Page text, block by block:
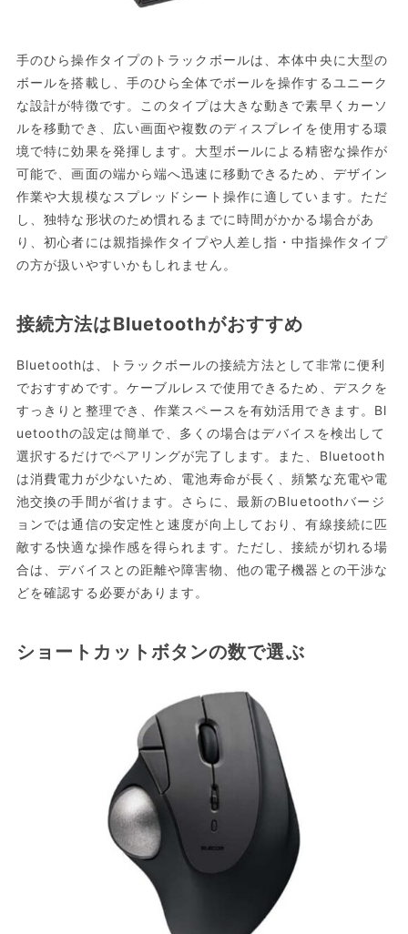
手のひら操作タイプのトラックボールは、本体中央に大型の
ボールを搭載し、手のひら全体でボールを操作するユニーク
な設計が特徴です。このタイプは大きな動きで素早くカーソ
ルを移動でき、広い画面や複数のディスプレイを使用する環
境で特に効果を発揮します。大型ボールによる精密な操作が
可能で、画面の端から端へ迅速に移動できるため、デザイン
作業や大規模なスプレッドシート操作に適しています。ただ
し、独特な形状のため慣れるまでに時間がかかる場合があ
り、初心者には親指操作タイプや人差し指・中指操作タイプ
の方が扱いやすいかもしれません。
接続方法はBluetoothがおすすめ
Bluetoothは、トラックボールの接続方法として非常に便利
でおすすめです。ケーブルレスで使用できるため、デスクを
すっきりと整理でき、作業スペースを有効活用できます。Bl
uetoothの設定は簡単で、多くの場合はデバイスを検出して
選択するだけでペアリングが完了します。また、Bluetooth
は消費電力が少ないため、電池寿命が長く、頻繁な充電や電
池交換の手間が省けます。さらに、最新のBluetoothバージ
ョンでは通信の安定性と速度が向上しており、有線接続に匹
敵する快適な操作感を得られます。ただし、接続が切れる場
合は、デバイスとの距離や障害物、他の電子機器との干渉な
どを確認する必要があります。
ショートカットボタンの数で選ぶ